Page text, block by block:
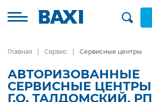
Главная Сервис Сервисные центры
АВТОРИЗОВАННЫЕ
СЕРВИСНЫЕ ЦЕНТРЫ
Г.О. ТАЛДОМСКИЙ, РП